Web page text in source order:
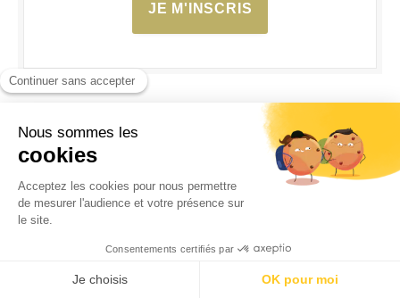
JE M'INSCRIS
CONTENU SPONSORISÉ PAR Voir plus de contenus sponsorisés